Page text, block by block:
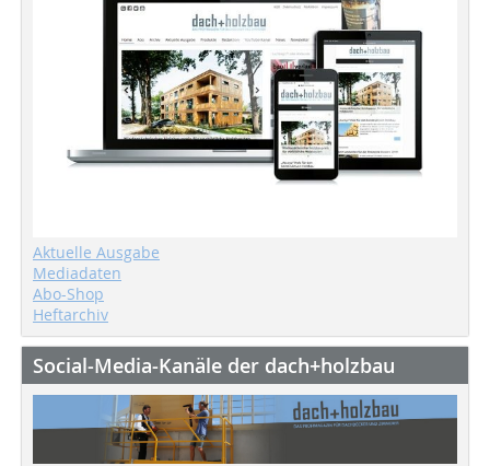
Aktuelle Ausgabe
Mediadaten
Abo-Shop
Heftarchiv
Social-Media-Kanäle der dach+holzbau